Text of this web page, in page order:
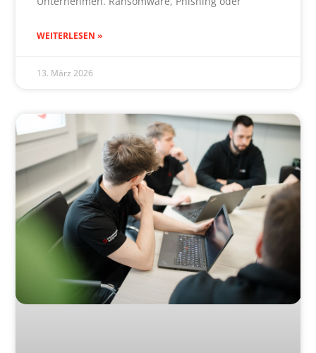
WEITERLESEN »
13. März 2026